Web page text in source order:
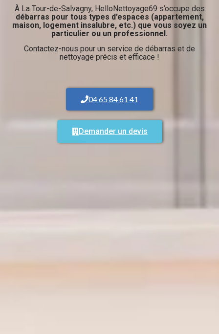
À La Tour-de-Salvagny, HelloNettoyage69 s’occupe des
débarras pour tous types d’espaces (appartement,
maison, logement insalubre, etc.) que vous soyez un
particulier ou un professionnel.
Contactez-nous pour un service de débarras et de
nettoyage précis et efficace !
04 65 84 61 41
Demander un devis